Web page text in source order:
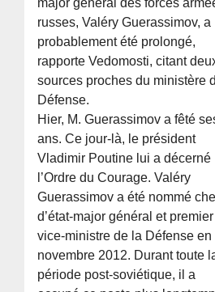
major général des forces
russes, Valéry Guerassimov, a
probablement été prolongé,
rapporte Vedomosti, citant
sources proches du ministère
Défense.
Hier, M. Guerassimov a fêté
ans. Ce jour-là, le président
Vladimir Poutine lui a décerné
l’Ordre du Courage. Valéry
Guerassimov a été nommé
d’état-major général et premier
vice-ministre de la Défense en
novembre 2012. Durant toute
période post-soviétique, il a